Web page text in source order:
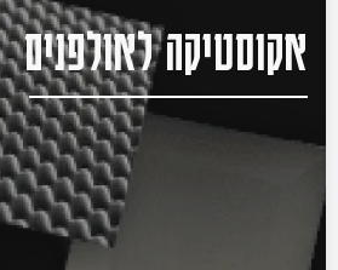
אקוסטיקה לאולפנים